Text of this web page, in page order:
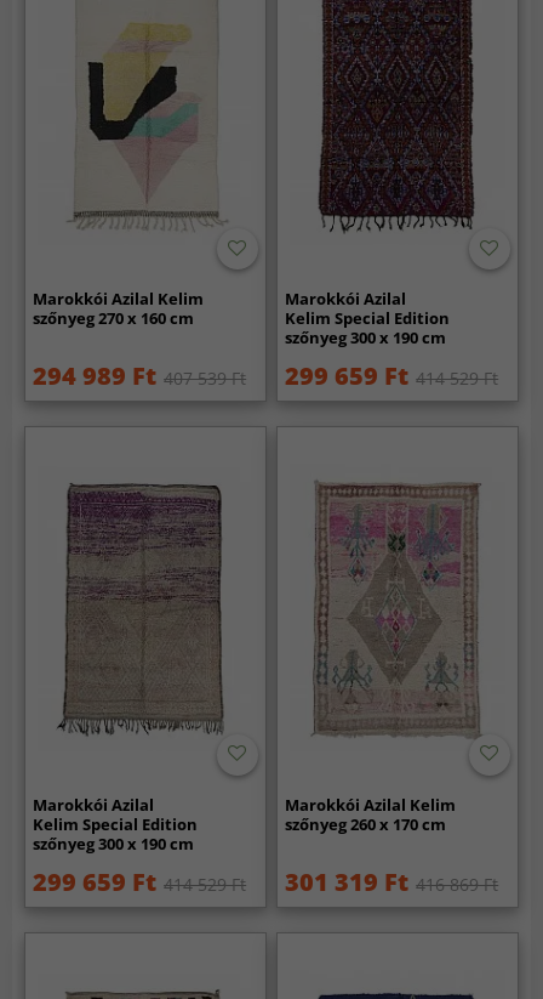
Marokkói Azilal Kelim
szőnyeg 270 x 160 cm
294 989 Ft 407 539 Ft
Marokkói Azilal
Kelim Special Edition
szőnyeg 300 x 190 cm
299 659 Ft 414 529 Ft
Marokkói Azilal
Kelim Special Edition
szőnyeg 300 x 190 cm
299 659 Ft 414 529 Ft
Marokkói Azilal Kelim
szőnyeg 260 x 170 cm
301 319 Ft 416 869 Ft